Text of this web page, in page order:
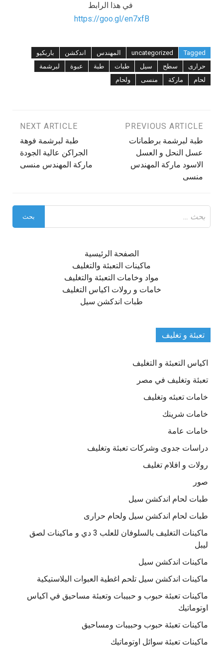
في هذا الرابط
https://goo.gl/en7xfB
Tagged
uncategorized المهندس اندكشن
باربكيو
حرارى
سطح سيل طبات طبة عبوة
لبرشمة
لحام
ماركة منسى ولحام
تصفّح
المقالات
PREVIOUS ARTICLE
طبة لبرشمة برطمانات
عسل النحل و العسل
الاسود ماركة المهندس
منسى
NEXT ARTICLE
طبة لبرشمة فوهة
الجراكن عالية الجودة
ماركة المهندس منسى
عن:
الصفحة الرئيسية
ماكينات التعبئة والتغليف
مواد وخامات التعبئة والتغليف
خامات و رولات اكياس التغليف
طبات اندكشن سيل
تعبئة و تغليف
اكياس التعبئة و التغليف
تعبئة وتغليف في مصر
خامات تعبئه وتغليف
خامات شرينك
خامات عامة
دراسات جدوى وشركات تعبئة وتغليف
رولات و افلام تغليف
صور
طبات لحام اندكشن سيل
طبات لحام اندكشن سيل ولحام حرارى
ماكينات التغليف بالسلوفان للعلب 3 دي و ماكينات لصق
ليبل
ماكينات اندكشن سيل
ماكينات اندكشن سيل تلحم اغطية العبوات البلاستيكية
ماكينات تعبئة حبوب و حبيبات وتعبئة مساحيق في اكياس
اوتوماتيك
ماكينات تعبئة حبوب وحبيبات ومساحيق
ماكينات تعبئة سوائل اوتوماتيك